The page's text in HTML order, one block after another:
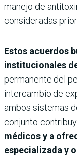
manejo de
consideradas
Estos acuerdos
institucionales
permanente del
intercambio de
ambos sistemas
conjunto
médicos y a
especializada y